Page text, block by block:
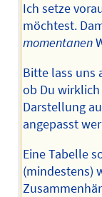
Ich setze
möchtest.
momentanen
Bitte lass uns
ob Du
Darstellung
angepasst
Eine Tabelle
(mindestens)